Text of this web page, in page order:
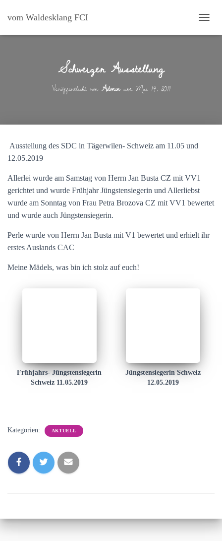
vom Waldesklang FCI
A
N
Schweizer Ausstellung
Veröffentlicht von Adminam Mai 14, 2019
Ausstellung des SDC in Tägerwilen- Schweiz am 11.05 und
12.05.2019
Allerlei wurde am Samstag von Herrn Jan Busta CZ mit VV1
gerichtet und wurde Frühjahr Jüngstensiegerin und Allerliebst
wurde am Sonntag von Frau Petra Brozova CZ mit VV1 bewertet
und wurde auch Jüngstensiegerin.
Perle wurde von Herrn Jan Busta mit V1 bewertet und erhielt ihr
erstes Auslands CAC
Meine Mädels, was bin ich stolz auf euch!
Frühjahrs- Jüngstensiegerin
Schweiz 11.05.2019
Jüngstensiegerin Schweiz
12.05.2019
Kategorien: AKTUELL